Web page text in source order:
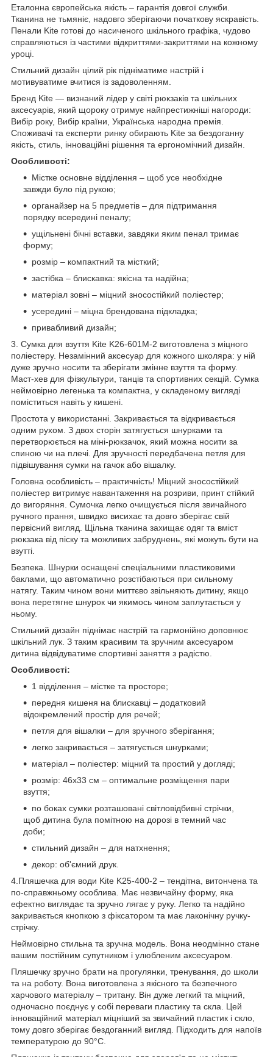
Еталонна європейська якість – гарантія довгої служби.
Тканина не тьмяніє, надовго зберігаючи початкову яскравість.
Пенали Kite готові до насиченого шкільного графіка, чудово
справляються із частими відкриттями-закриттями на кожному
уроці.
Стильний дизайн цілий рік підніматиме настрій і
мотивуватиме вчитися із задоволенням.
Бренд Kite — визнаний лідер у світі рюкзаків та шкільних
аксесуарів, який щороку отримує найпрестижніші нагороди:
Вибір року, Вибір країни, Українська народна премія.
Споживачі та експерти ринку обирають Kite за бездоганну
якість, стиль, інноваційні рішення та ергономічний дизайн.
Особливості:
Містке основне відділення – щоб усе необхідне
завжди було під рукою;
органайзер на 5 предметів – для підтримання
порядку всередині пеналу;
ущільнені бічні вставки, завдяки яким пенал тримає
форму;
розмір – компактний та місткий;
застібка – блискавка: якісна та надійна;
матеріал зовні – міцний зносостійкий поліестер;
усередині – міцна брендована підкладка;
привабливий дизайн;
3. Сумка для взуття Kite K26-601M-2 виготовлена з міцного
поліестеру. Незамінний аксесуар для кожного школяра: у ній
дуже зручно носити та зберігати змінне взуття та форму.
Маст-хев для фізкультури, танців та спортивних секцій. Сумка
неймовірно легенька та компактна, у складеному вигляді
поміститься навіть у кишені.
Простота у використанні. Закривається та відкривається
одним рухом. З двох сторін затягується шнурками та
перетворюється на міні-рюкзачок, який можна носити за
спиною чи на плечі. Для зручності передбачена петля для
підвішування сумки на гачок або вішалку.
Головна особливість – практичність! Міцний зносостійкий
поліестер витримує навантаження на розриви, принт стійкий
до вигоряння. Сумочка легко очищується після звичайного
ручного прання, швидко висихає та довго зберігає свій
первісний вигляд. Щільна тканина захищає одяг та вміст
рюкзака від піску та можливих забруднень, які можуть бути на
взутті.
Безпека. Шнурки оснащені спеціальними пластиковими
баклами, що автоматично розстібаються при сильному
натягу. Таким чином вони миттєво звільняють дитину, якщо
вона перетягне шнурок чи якимось чином заплутається у
ньому.
Стильний дизайн піднімає настрій та гармонійно доповнює
шкільний лук. З таким красивим та зручним аксесуаром
дитина відвідуватиме спортивні заняття з радістю.
Особливості:
1 відділення – містке та просторе;
передня кишеня на блискавці – додатковий
відокремлений простір для речей;
петля для вішалки – для зручного зберігання;
легко закривається – затягується шнурками;
матеріал – поліестер: міцний та простий у догляді;
розмір: 46x33 см – оптимальне розміщення пари
взуття;
по боках сумки розташовані світловідбивні стрічки,
щоб дитина була помітною на дорозі в темний час
доби;
стильний дизайн – для натхнення;
декор: об'ємний друк.
4.Пляшечка для води Kite K25-400-2 – тендітна, витончена та
по-справжньому особлива. Має незвичайну форму, яка
ефектно виглядає та зручно лягає у руку. Легко та надійно
закривається кнопкою з фіксатором та має лаконічну ручку-
стрічку.
Неймовірно стильна та зручна модель. Вона неодмінно стане
вашим постійним супутником і улюбленим аксесуаром.
Пляшечку зручно брати на прогулянки, тренування, до школи
та на роботу. Вона виготовлена з якісного та безпечного
харчового матеріалу – тритану. Він дуже легкий та міцний,
одночасно поєднує у собі переваги пластику та скла. Цей
інноваційний матеріал міцніший за звичайний пластик і скло,
тому довго зберігає бездоганний вигляд. Підходить для напоїв
температурою до 90°C.